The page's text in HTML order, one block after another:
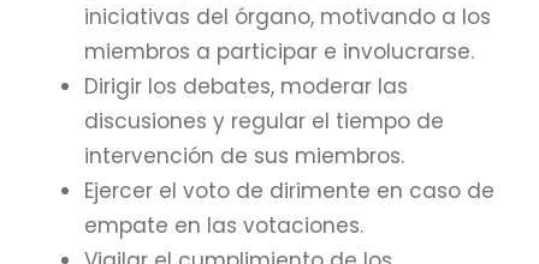
iniciativas del órgano, motivando a los
miembros a participar e involucrarse.
Dirigir los debates, moderar las
discusiones y regular el tiempo de
intervención de sus miembros.
Ejercer el voto de dirimente en caso de
empate en las votaciones.